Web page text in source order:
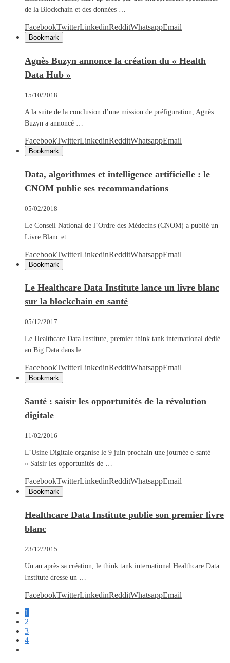
de la Blockchain et des données …
FacebookTwitterLinkedinRedditWhatsappEmail
Bookmark
Agnès Buzyn annonce la création du « Health
Data Hub »
15/10/2018
A la suite de la conclusion d’une mission de préfiguration, Agnès
Buzyn a annoncé …
FacebookTwitterLinkedinRedditWhatsappEmail
Bookmark
Data, algorithmes et intelligence artificielle : le
CNOM publie ses recommandations
05/02/2018
Le Conseil National de l’Ordre des Médecins (CNOM) a publié un
Livre Blanc et …
FacebookTwitterLinkedinRedditWhatsappEmail
Bookmark
Le Healthcare Data Institute lance un livre blanc
sur la blockchain en santé
05/12/2017
Le Healthcare Data Institute, premier think tank international dédié
au Big Data dans le …
FacebookTwitterLinkedinRedditWhatsappEmail
Bookmark
Santé : saisir les opportunités de la révolution
digitale
11/02/2016
L’Usine Digitale organise le 9 juin prochain une journée e-santé
« Saisir les opportunités de …
FacebookTwitterLinkedinRedditWhatsappEmail
Bookmark
Healthcare Data Institute publie son premier livre
blanc
23/12/2015
Un an après sa création, le think tank international Healthcare Data
Institute dresse un …
FacebookTwitterLinkedinRedditWhatsappEmail
1
2
3
4